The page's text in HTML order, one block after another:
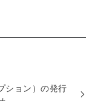
ション）の発行